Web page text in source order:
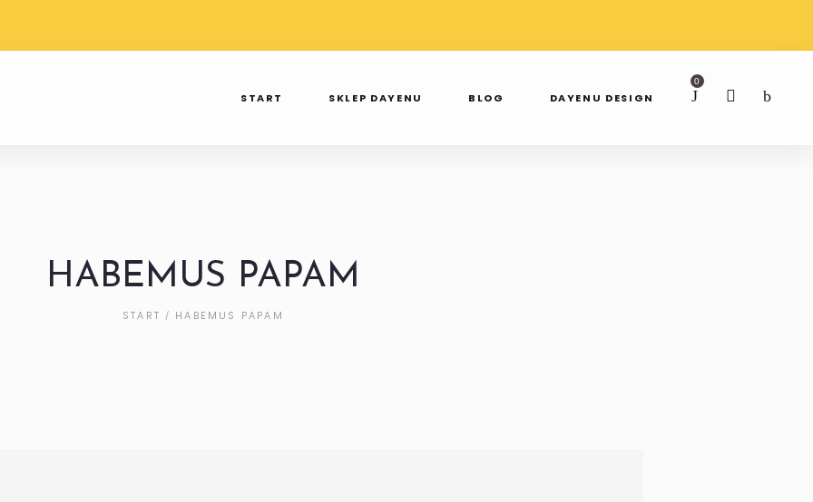
0
START SKLEP DAYENU BLOG DAYENU DESIGN
HABEMUS PAPAM
START / HABEMUS PAPAM